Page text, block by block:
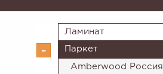
Ламинат
Паркет
Amberwood Россия